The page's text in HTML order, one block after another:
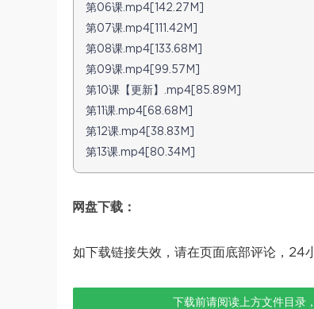
第06课.mp4[142.27M]
第07课.mp4[111.42M]
第08课.mp4[133.68M]
第09课.mp4[99.57M]
第10课【更新】.mp4[85.89M]
第11课.mp4[68.68M]
第12课.mp4[38.83M]
第13课.mp4[80.34M]
网盘下载：
如下载链接失效，请在页面底部评论，24
下载前请阅读上方文件目